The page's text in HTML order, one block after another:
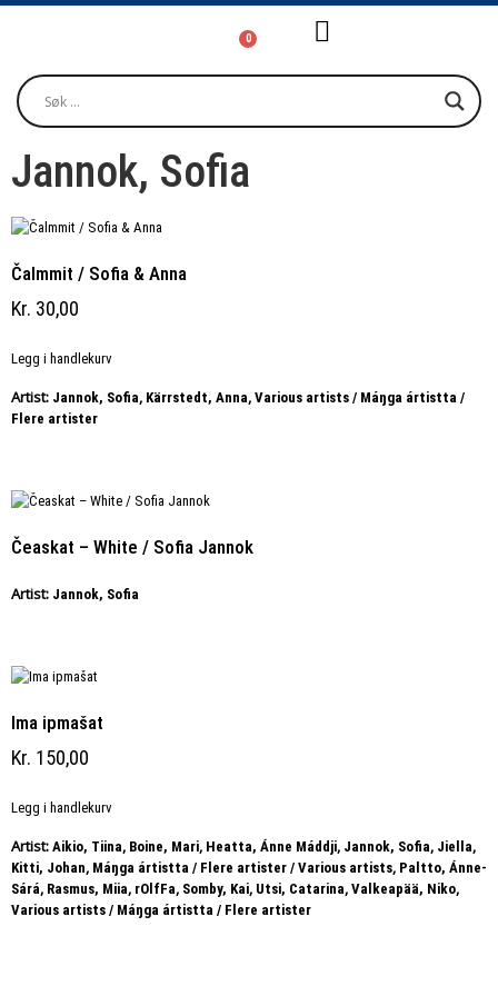
0
Jannok, Sofia
Čalmmit / Sofia & Anna
Kr 30,00
Legg i handlekurv
Artist: Jannok, Sofia, Kärrstedt, Anna, Various artists / Máŋga ártistta /
Flere artister
Čeaskat – White / Sofia Jannok
Artist: Jannok, Sofia
Ima ipmašat
Kr 150,00
Legg i handlekurv
Artist: Aikio, Tiina, Boine, Mari, Heatta, Ánne Máddji, Jannok, Sofia, Jiella,
Kitti, Johan, Máŋga ártistta / Flere artister / Various artists, Paltto, Ánne-
Sárá, Rasmus, Miia, rOlfFa, Somby, Kai, Utsi, Catarina, Valkeapää, Niko,
Various artists / Máŋga ártistta / Flere artister